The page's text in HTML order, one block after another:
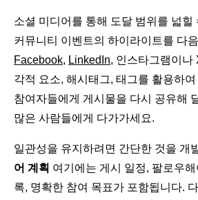
소셜 미디어를 통해 도달 범위를 넓힐
커뮤니티 이벤트의 하이라이트를 다
Facebook, LinkedIn, 인스타그램이나
각적 요소, 해시태그, 태그를 활용하
참여자들에게 게시물을 다시 공유해
많은 사람들에게 다가가세요.
일관성을 유지하려면 간단한 것을 개
어 계획 여기에는 게시 일정, 팔로우
록, 명확한 참여 목표가 포함됩니다.